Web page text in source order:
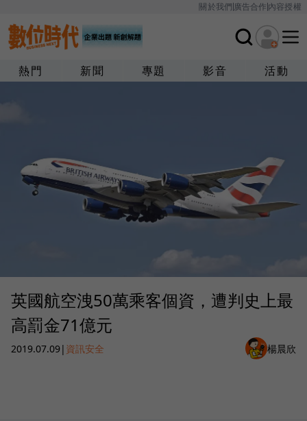
關於我們廣告合作內容授權
熱門 新聞 專題 影音 活動
英國航空洩50萬乘客個資，遭判史上最
高罰金71億元
2019.07.09| 資訊安全 楊晨欣